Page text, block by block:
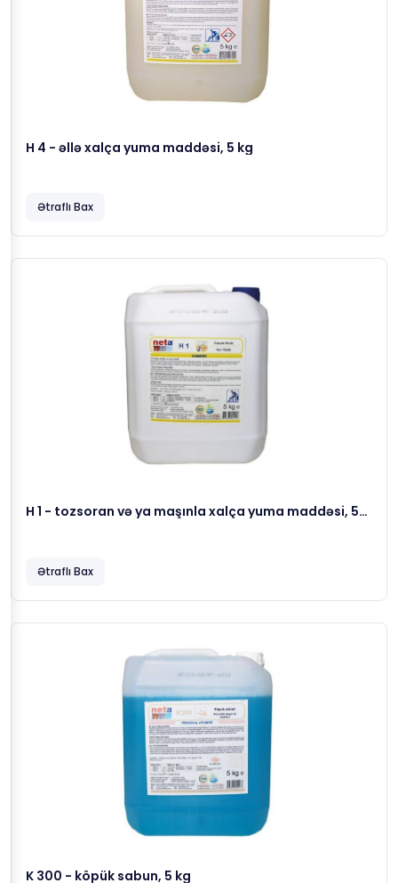
H 4 - əllə xalça yuma maddəsi, 5 kg
Ətraflı Bax
H 1 - tozsoran və ya maşınla xalça yuma maddəsi, 5
Ətraflı Bax
K 300 - köpük sabun, 5 kg